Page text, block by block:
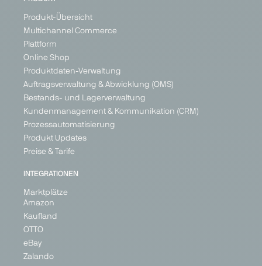
Produkt-Übersicht
Multichannel Commerce
Plattform
Online Shop
Produktdaten-Verwaltung
Auftragsverwaltung & Abwicklung (OMS)
Bestands- und Lagerverwaltung
Kundenmanagement & Kommunikation (CRM)
Prozessautomatisierung
Produkt Updates
Preise & Tarife
INTEGRATIONEN
Marktplätze
Amazon
Kaufland
OTTO
eBay
Zalando